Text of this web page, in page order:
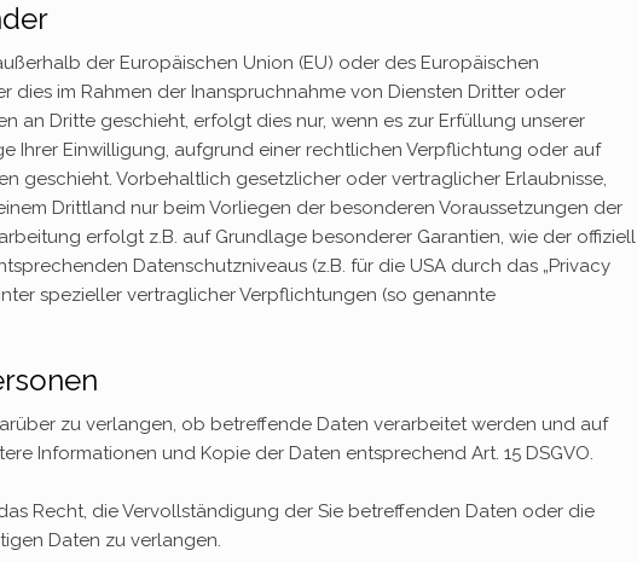
der Europäischen Union (EU) oder des Europäischen
dies im Rahmen der Inanspruchnahme von Diensten Dritter oder
an Dritte geschieht, erfolgt dies nur, wenn es zur Erfüllung unserer
Ihrer Einwilligung, aufgrund einer rechtlichen Verpflichtung oder auf
geschieht. Vorbehaltlich gesetzlicher oder vertraglicher Erlaubnisse,
Drittland nur beim Vorliegen der besonderen Voraussetzungen der
erfolgt z.B. auf Grundlage besonderer Garantien, wie der offiziell
Datenschutzniveaus (z.B. für die USA durch das „Privacy
spezieller vertraglicher Verpflichtungen (so genannte
zu verlangen, ob betreffende Daten verarbeitet werden und auf
Informationen und Kopie der Daten entsprechend Art. 15 DSGVO.
Recht, die Vervollständigung der Sie betreffenden Daten oder die
Daten zu verlangen.